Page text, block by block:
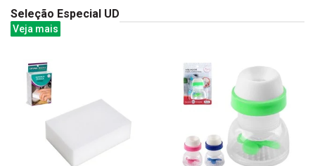
Seleção Especial UD
Veja mais